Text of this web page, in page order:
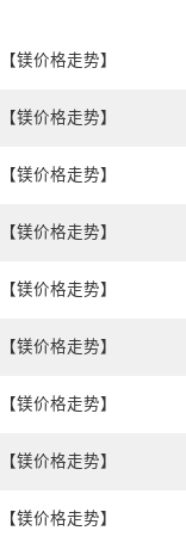
【镁价格走势】
【镁价格走势】
【镁价格走势】
【镁价格走势】
【镁价格走势】
【镁价格走势】
【镁价格走势】
【镁价格走势】
【镁价格走势】